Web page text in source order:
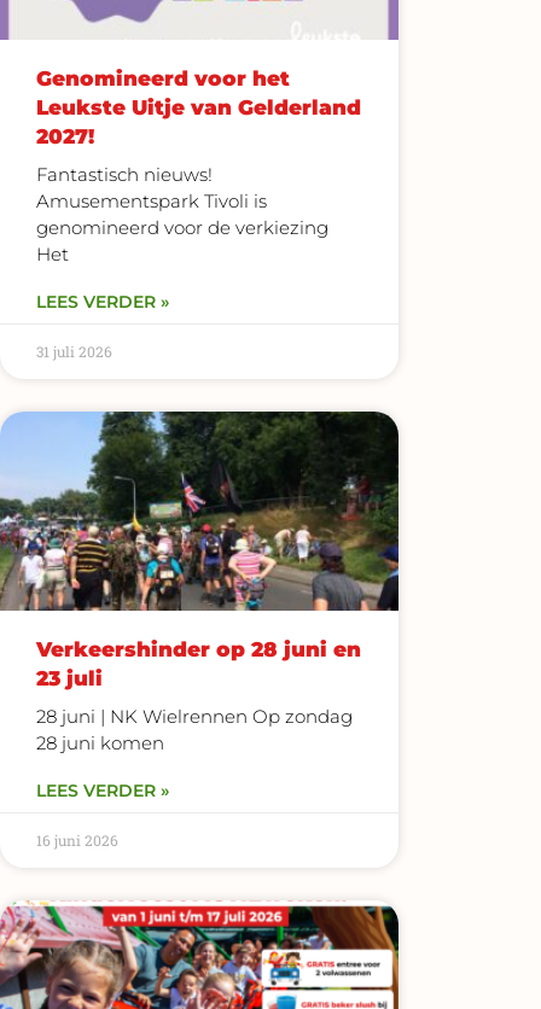
Genomineerd voor het
Leukste Uitje van Gelderland
2027!
Fantastisch nieuws!
Amusementspark Tivoli is
genomineerd voor de verkiezing
Het
LEES VERDER »
31 juli 2026
Verkeershinder op 28 juni en
23 juli
28 juni | NK Wielrennen Op zondag
28 juni komen
LEES VERDER »
16 juni 2026